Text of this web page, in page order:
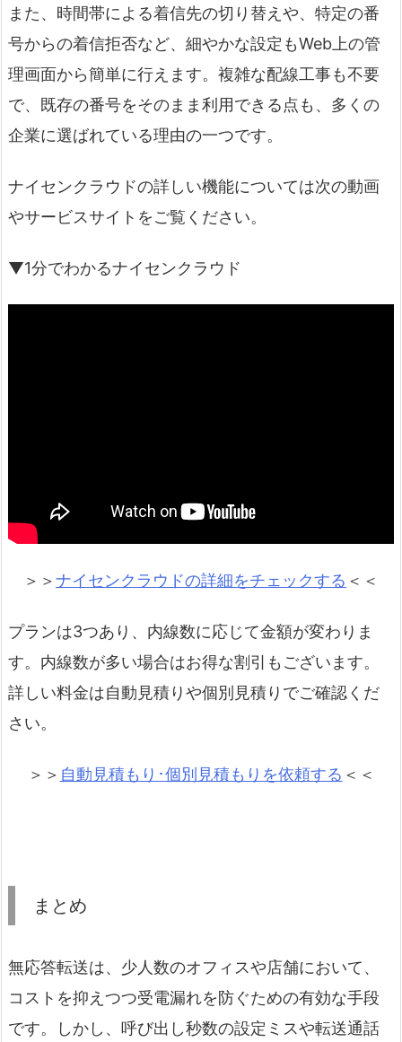
また、時間帯による着信先の切り替えや、特定の番
号からの着信拒否など、細やかな設定もWeb上の管
理画面から簡単に行えます。複雑な配線工事も不要
で、既存の番号をそのまま利用できる点も、多くの
企業に選ばれている理由の一つです。
ナイセンクラウドの詳しい機能については次の動画
やサービスサイトをご覧ください。
▼1分でわかるナイセンクラウド
＞＞ナイセンクラウドの詳細をチェックする ＜＜
プランは3つあり、内線数に応じて金額が変わりま
す。内線数が多い場合はお得な割引もございます。
詳しい料金は自動見積りや個別見積りでご確認くだ
さい。
＞＞ 自動見積もり･個別見積もりを依頼する ＜＜
まとめ
無応答転送は、少人数のオフィスや店舗において、
コストを抑えつつ受電漏れを防ぐための有効な手段
です。しかし、呼び出し秒数の設定ミスや転送通話